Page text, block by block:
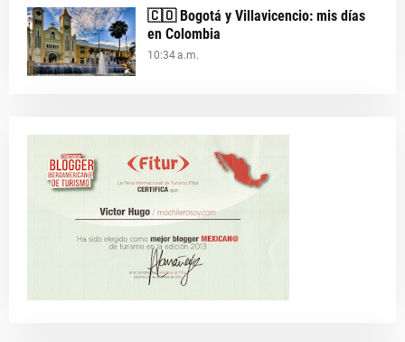
🇨🇴 Bogotá y Villavicencio: mis días
en Colombia
10:34 a.m.